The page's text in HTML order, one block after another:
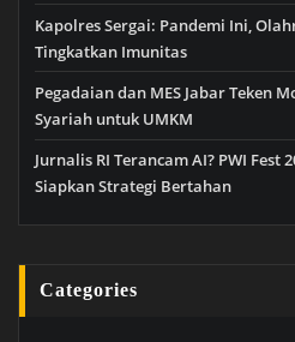
Kapolres Sergai: Pandemi Ini,
Tingkatkan Imunitas
Pegadaian dan MES Jabar Teken
Syariah untuk UMKM
Jurnalis RI Terancam AI? PWI Fest
Siapkan Strategi Bertahan
Categories